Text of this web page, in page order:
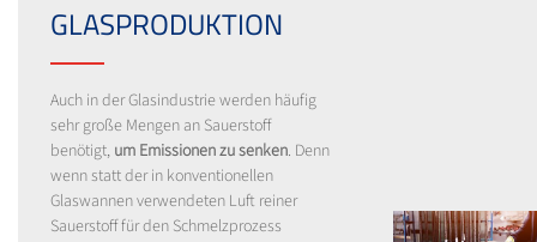
GLASPRODUKTION
Auch in der Glasindustrie werden häufig
sehr große Mengen an Sauerstoff
benötigt, um Emissionen zu senken. Denn
wenn statt der in konventionellen
Glaswannen verwendeten Luft reiner
Sauerstoff für den Schmelzprozess